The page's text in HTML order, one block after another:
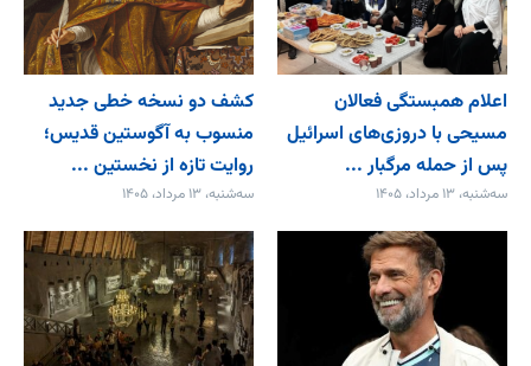
اعلام همبستگی فعالان
مسیحی با دروزی‌های اسرائیل
پس از حمله مرگبار ...
سه‌شنبه، ۱۳ مرداد، ۱۴۰۵
کشف دو نسخه خطی جدید
منسوب به آگوستین قدیس؛
روایت تازه از نخستین ...
سه‌شنبه، ۱۳ مرداد، ۱۴۰۵